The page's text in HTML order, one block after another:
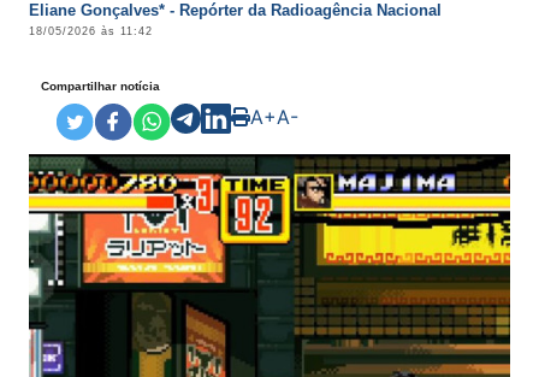
Eliane Gonçalves* - Repórter da Radioagência Nacional
18/05/2026 às 11:42
Compartilhar notícia
A+A-